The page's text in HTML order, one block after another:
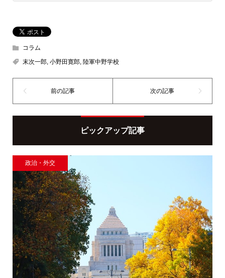
コラム
末次一郎, 小野田寛郎, 陸軍中野学校
ピックアップ記事
政治・外交